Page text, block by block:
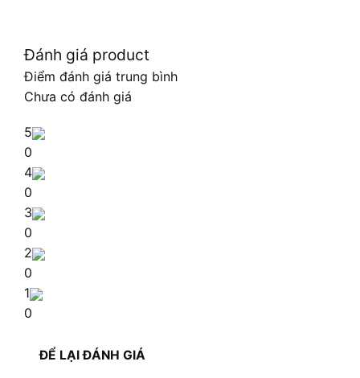
Đánh giá product
Điểm đánh giá trung bình
Chưa có đánh giá
5
0
4
0
3
0
2
0
1
0
ĐỂ LẠI ĐÁNH GIÁ